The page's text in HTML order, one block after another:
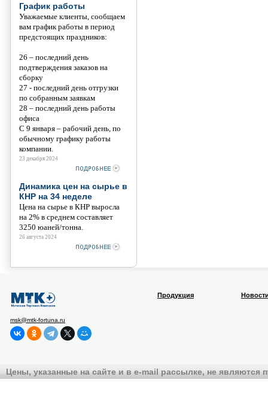
График работы
Уважаемые клиенты, сообщаем
вам график работы в период
предстоящих праздников:
26 – последний день
подтверждения заказов на
сборку
27 - последний день отгрузки
по собранным заявкам
28 – последний день работы
офиса
С 9 января – рабочий день, по
обычному графику работы
компании.
23 декабря 2024
Динамика цен на сырье в
КНР на 34 неделе
Цена на сырье в КНР выросла
на 2% в среднем составляет
3250 юаней/тонна.
26 августа 2024
msk@mtk-fortuna.ru
Продукция
Цены, указанные на сайте и в e-mail рассылке, не являются